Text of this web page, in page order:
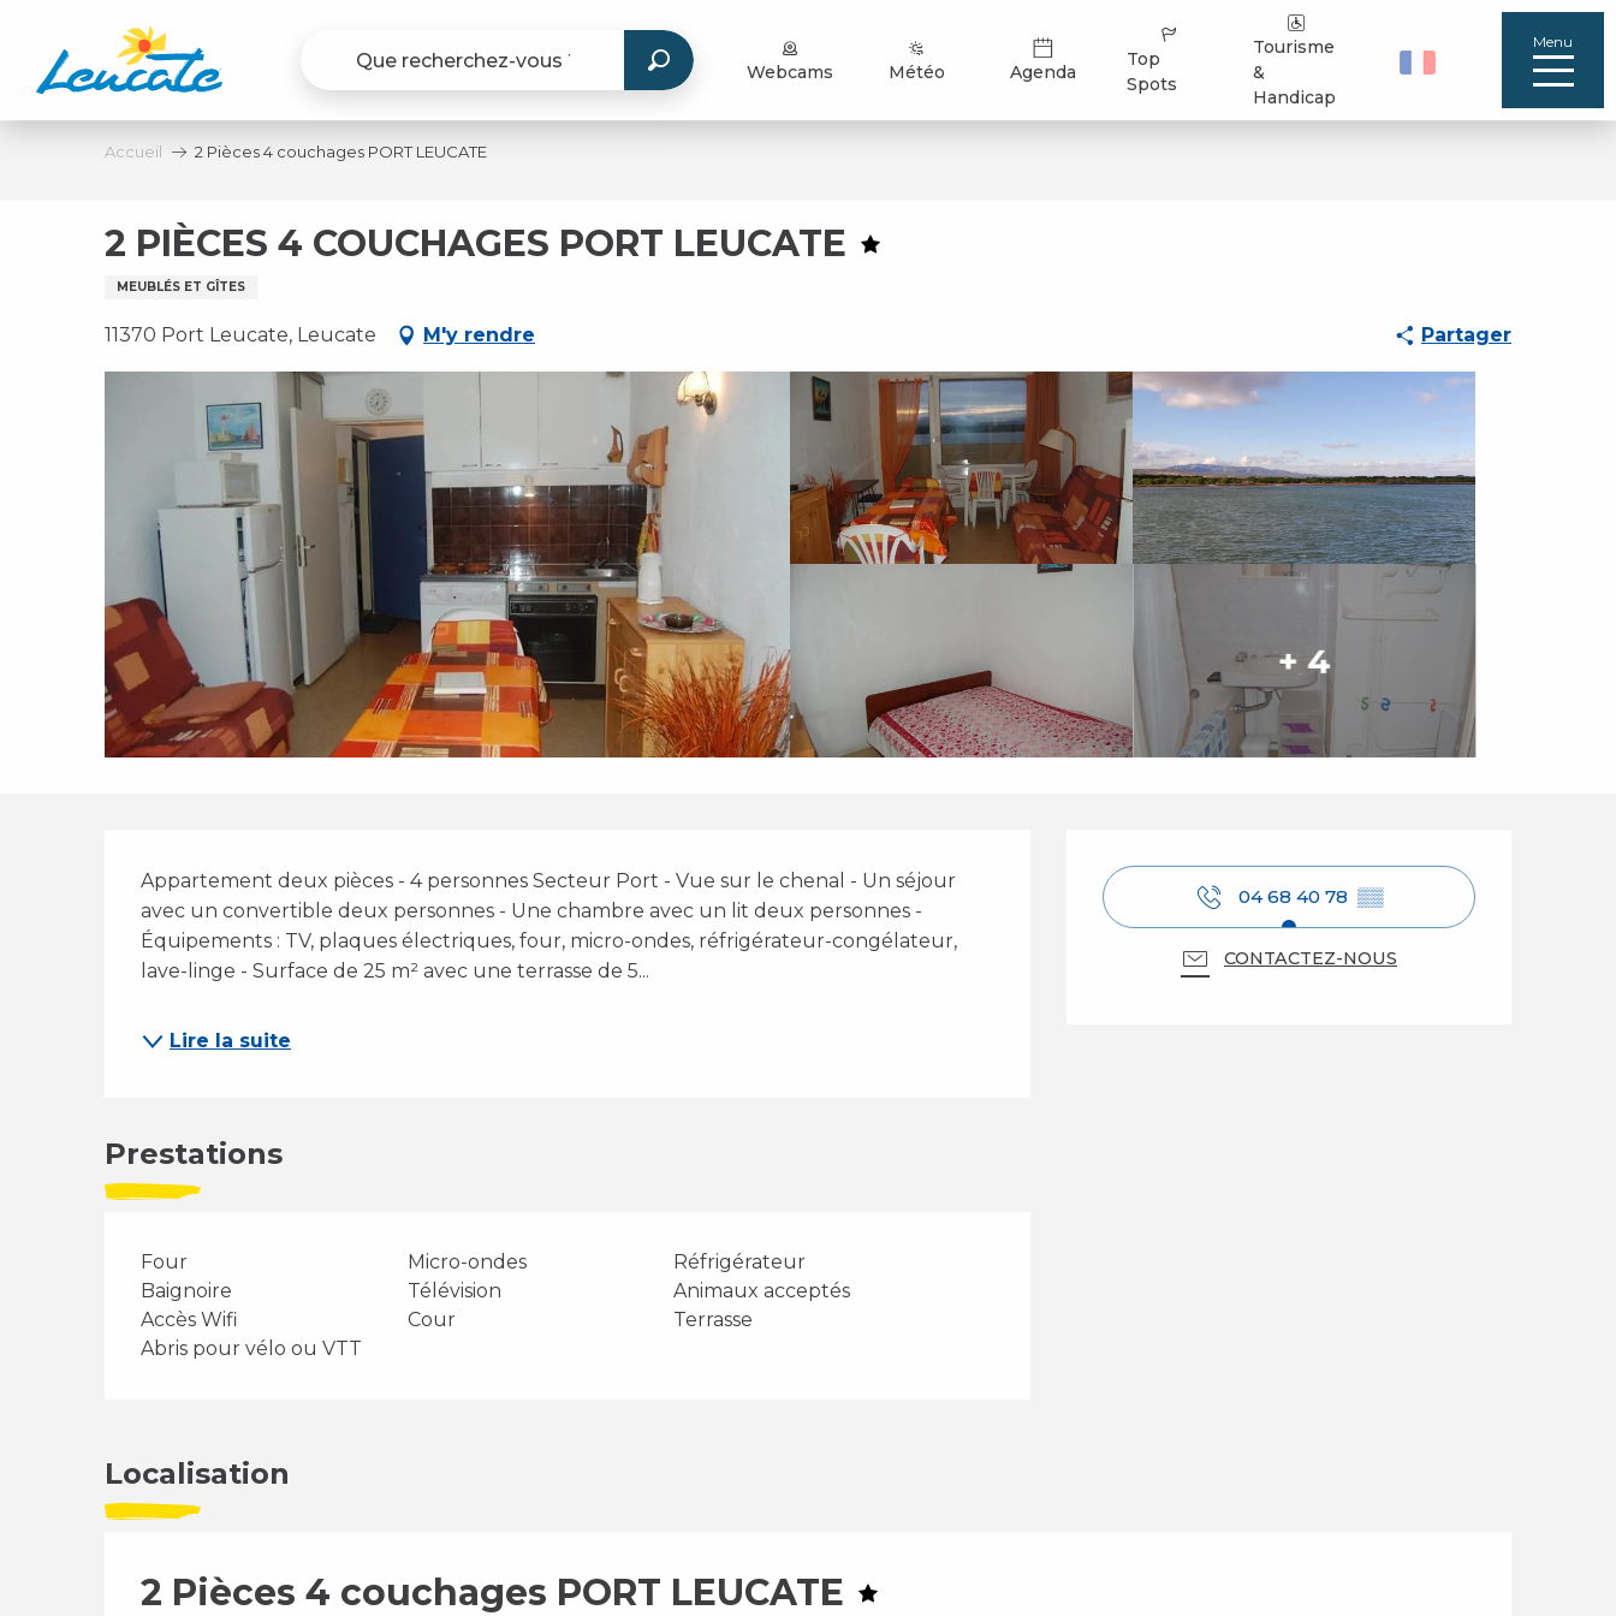
contenu
principal
Webcams Météo Agenda
Top
Spots
Tourisme
&
Handicap
Menu
Accueil 2 Pièces 4 couchages PORT LEUCATE
2 PIÈCES 4 COUCHAGES PORT LEUCATE
MEUBLÉS ET GÎTES
11370 Port Leucate, Leucate M'y rendre Partager
+ 4
Ouverture et
04 68 40 78 ▒▒
CONTACTEZ-NOUS
Description
Appartement deux pièces - 4 personnes Secteur Port - Vue sur le chenal - Un séjour
avec un convertible deux personnes - Une chambre avec un lit deux personnes -
Équipements : TV, plaques électriques, four, micro-ondes, réfrigérateur-congélateur,
lave-linge - Surface de 25 m² avec une terrasse de 5...
Lire la suite
Prestations
Four Micro-ondes
Réfrigérateur
Baignoire
Télévision
Animaux acceptés
Accès Wifi
Cour
Terrasse
Abris pour vélo ou VTT
Localisation
2 Pièces 4 couchages PORT LEUCATE